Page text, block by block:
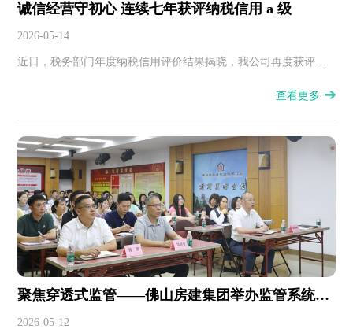
诚信经营守初心 连续七年获评纳税信用 a 级
2026-05-14
近日，税务部门年度纳税信用评价结果揭晓，我公司再度获评纳
查看更多
聚焦穿透式监管——佛山房建集团举办监管系统专
题学习讲座
2026-05-12